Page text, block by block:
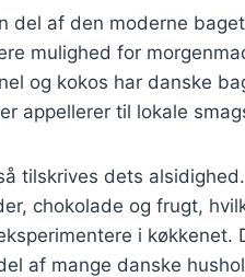
del af den moderne
mulighed for
og kokos har danske
appellerer til lokale
tilskrives dets
chokolade og frugt,
i køkkenet.
af mange danske